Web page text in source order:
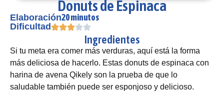
Donuts de Espinaca
Elaboración20 minutos
Dificultad
Ingredientes
Si tu meta era comer más verduras, aquí está la forma
más deliciosa de hacerlo. Estas donuts de espinaca con
harina de avena Qikely son la prueba de que lo
saludable también puede ser esponjoso y delicioso.